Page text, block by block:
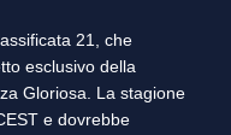
21, che
esclusivo della
Gloriosa. La stagione
e dovrebbe